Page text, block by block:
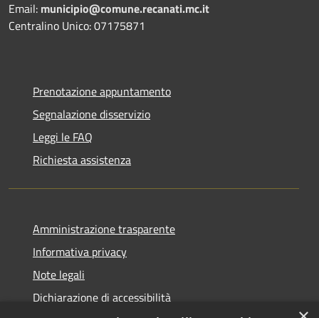
Email: municipio@comune.recanati.mc.it
Centralino Unico: 07175871
Prenotazione appuntamento
Segnalazione disservizio
Leggi le FAQ
Richiesta assistenza
Amministrazione trasparente
Informativa privacy
Note legali
Dichiarazione di accessibilità